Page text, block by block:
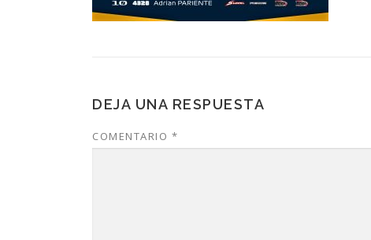
DEJA UNA RESPUESTA
COMENTARIO *